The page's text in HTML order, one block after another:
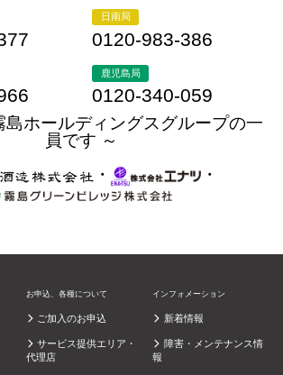
日南局
0120-983-386
鹿児島局
0120-340-059
島ホールディングスグループの一
員です ～
・
・
お申込、各種について
ご加入のお申込
サービス提供エリア・
代理店
インフォメーション
新着情報
障害・メンテナンス情
報